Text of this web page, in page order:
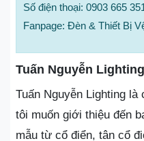
Số điện thoại: 0903 665
Fanpage: Đèn & Thiết Bị
Tuấn Nguyễn Lighting
Tuấn Nguyễn Lighting
tôi muốn giới thiệu đến
mẫu từ cổ điển, tân cổ